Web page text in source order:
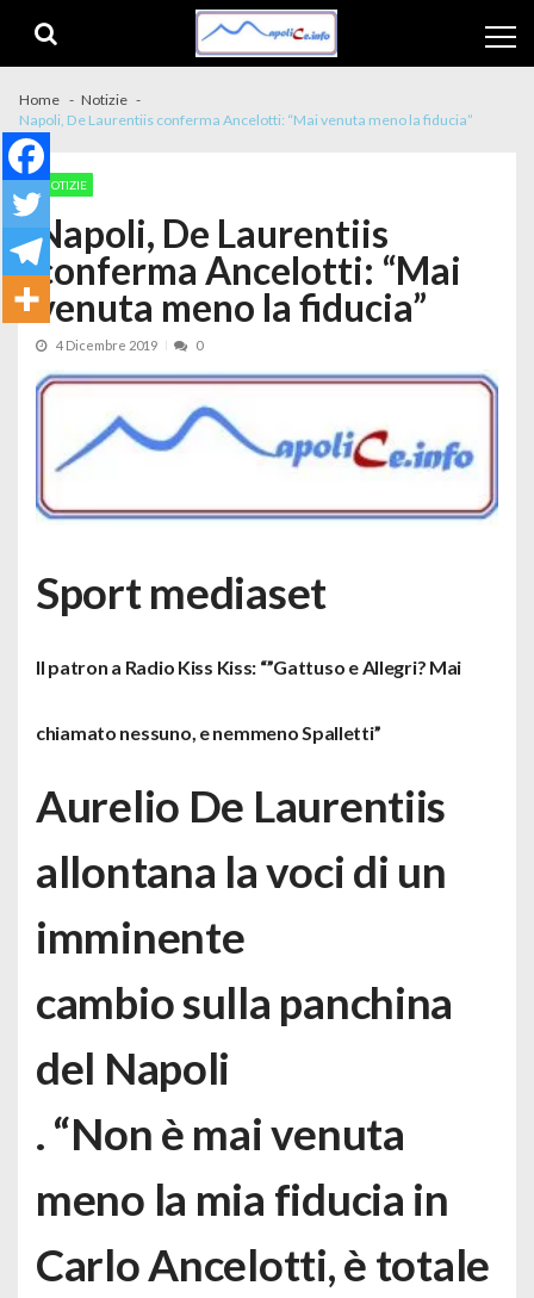
Home
Notizie
Napoli, De Laurentiis conferma Ancelotti: “Mai venuta meno la fiducia”
NOTIZIE
Napoli, De Laurentiis
conferma Ancelotti: “Mai
venuta meno la fiducia”
4 Dicembre 2019 0
Sport mediaset
Il patron a Radio Kiss Kiss: “”Gattuso e Allegri? Mai
chiamato nessuno, e nemmeno Spalletti”
Aurelio De Laurentiis
allontana la voci di un
imminente
cambio sulla panchina
del Napoli
. “Non è mai venuta
meno la mia fiducia in
Carlo Ancelotti, è totale